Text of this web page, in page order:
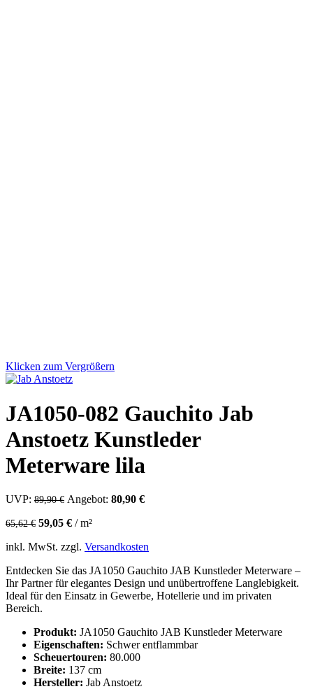
Klicken zum Vergrößern
JA1050-082 Gauchito Jab
Anstoetz Kunstleder
Meterware lila
UVP: 89,90€ Ursprünglicher Preis war: 89,90 €
Angebot: 80,90 €
65,62€ 59,05 € /m²
inkl. MwSt. zzgl. Versandkosten
Entdecken Sie das JA1050 Gauchito JAB Kunstleder Meterware –
Ihr Partner für elegantes Design und unübertroffene Langlebigkeit.
Ideal für den Einsatz in Gewerbe, Hotellerie und im privaten
Bereich.
Produkt: JA1050 Gauchito JAB Kunstleder Meterware
Eigenschaften: Schwer entflammbar
Scheuertouren: 80.000
Breite: 137 cm
Hersteller: Jab Anstoetz